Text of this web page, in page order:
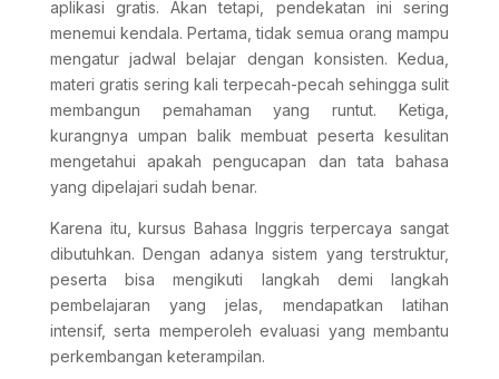
aplikasi gratis. Akan tetapi, pendekatan ini sering
menemui kendala. Pertama, tidak semua orang mampu
mengatur jadwal belajar dengan konsisten. Kedua,
materi gratis sering kali terpecah-pecah sehingga sulit
membangun pemahaman yang runtut. Ketiga,
kurangnya umpan balik membuat peserta kesulitan
mengetahui apakah pengucapan dan tata bahasa
yang dipelajari sudah benar.
Karena itu, kursus Bahasa Inggris terpercaya sangat
dibutuhkan. Dengan adanya sistem yang terstruktur,
peserta bisa mengikuti langkah demi langkah
pembelajaran yang jelas, mendapatkan latihan
intensif, serta memperoleh evaluasi yang membantu
perkembangan keterampilan.